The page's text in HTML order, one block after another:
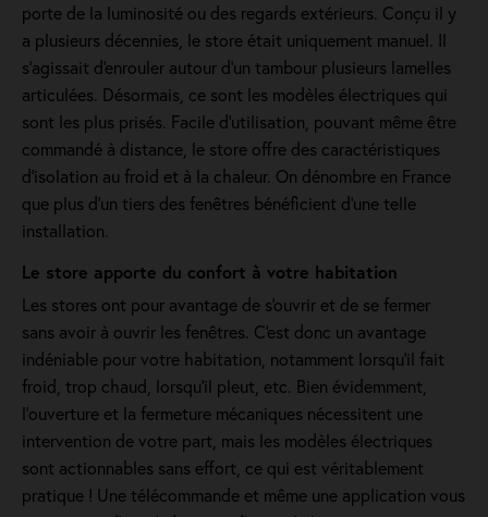
porte de la luminosité ou des regards extérieurs. Conçu il y
a plusieurs décennies, le store était uniquement manuel. Il
s'agissait d'enrouler autour d'un tambour plusieurs lamelles
articulées. Désormais, ce sont les modèles électriques qui
sont les plus prisés. Facile d'utilisation, pouvant même être
commandé à distance, le store offre des caractéristiques
d'isolation au froid et à la chaleur. On dénombre en France
que plus d'un tiers des fenêtres bénéficient d'une telle
installation.
Le store apporte du confort à votre habitation
Les stores ont pour avantage de s'ouvrir et de se fermer
sans avoir à ouvrir les fenêtres. C'est donc un avantage
indéniable pour votre habitation, notamment lorsqu’il fait
froid, trop chaud, lorsqu’il pleut, etc. Bien évidemment,
l’ouverture et la fermeture mécaniques nécessitent une
intervention de votre part, mais les modèles électriques
sont actionnables sans effort, ce qui est véritablement
pratique ! Une télécommande et même une application vous